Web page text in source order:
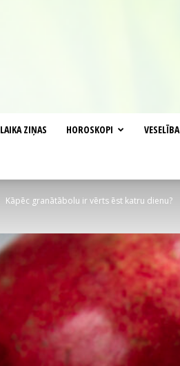
LAIKA ZIŅAS HOROSKOPI VESELĪBA
Kāpēc granātābolu ir vērts ēst katru dienu?